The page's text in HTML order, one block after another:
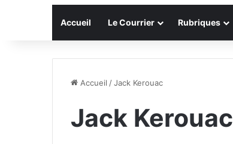
Accueil Le Courrier Rubriques
Accueil /Jack Kerouac
Jack Kerouac